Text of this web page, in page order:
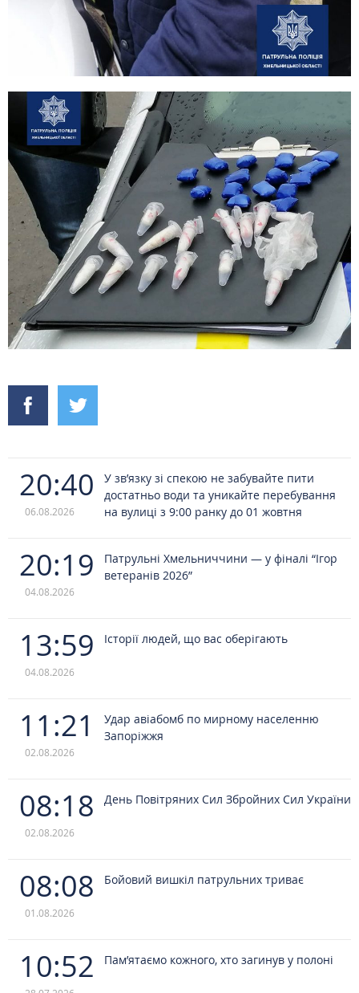
20:40
06.08.2026
У зв’язку зі спекою не забувайте пити
достатньо води та уникайте перебування
на вулиці з 9:00 ранку до 01 жовтня
20:19
04.08.2026
Патрульні Хмельниччини — у фіналі “Ігор
ветеранів 2026”
13:59
04.08.2026
Історії людей, що вас оберігають
11:21
02.08.2026
Удар авіабомб по мирному населенню
Запоріжжя
08:18
02.08.2026
День Повітряних Сил Збройних Сил України
08:08
01.08.2026
Бойовий вишкіл патрульних триває
10:52 Пам’ятаємо кожного, хто загинув у полоні